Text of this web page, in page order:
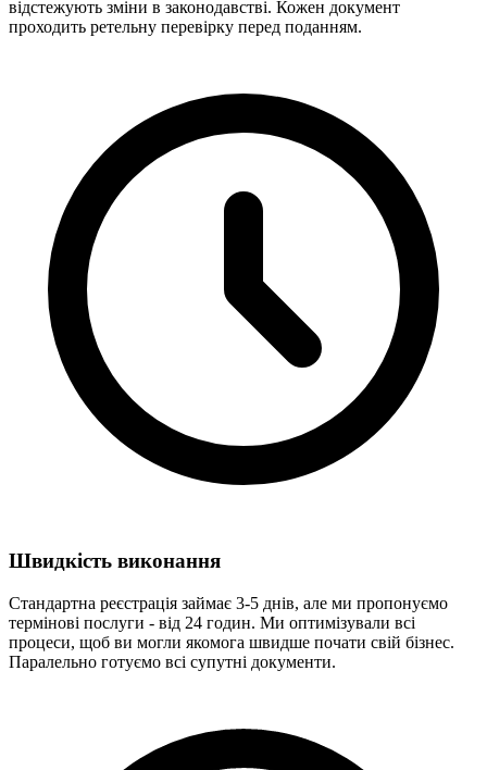
відстежують зміни в законодавстві. Кожен документ
проходить ретельну перевірку перед поданням.
Швидкість виконання
Стандартна реєстрація займає 3-5 днів, але ми пропонуємо
термінові послуги - від 24 годин. Ми оптимізували всі
процеси, щоб ви могли якомога швидше почати свій бізнес.
Паралельно готуємо всі супутні документи.